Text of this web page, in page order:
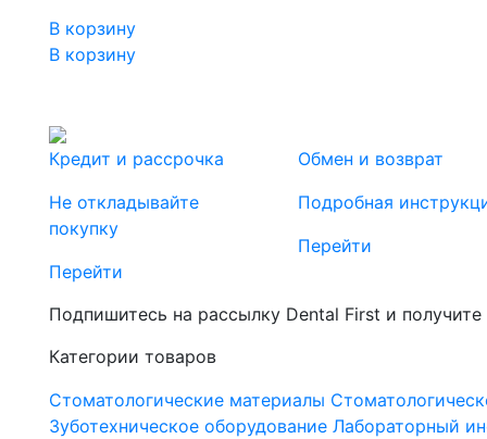
В корзину
В корзину
Кредит и рассрочка
Не откладывайте
покупку
Перейти
Обмен и возврат
Подробная
Перейти
Подпишитесь на рассылку Dental First и
Категории товаров
Стоматологические материалы
Зуботехническое оборудование Лабораторный